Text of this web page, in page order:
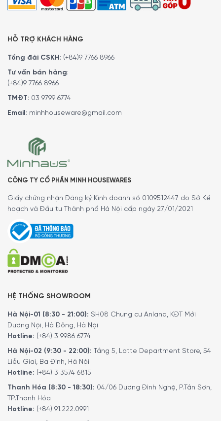
Vệ sinh dễ dàng
Bình carafe sữa của Delonghi Nespresso Gran Lattissima
EN650.W có thể tháo rời và làm sạch thuận tiện, hỗ trợ
rửa bằng máy rửa bát. Thiết kế này giúp giảm thời gian
vệ sinh sau khi pha các đồ uống có sữa, đồng thời hạn
chế cặn sữa còn sót lại trong quá trình sử dụng. Với người
thường xuyên uống cappuccino hoặc latte, khả năng vệ
sinh nhanh là yếu tố rất thực tế.
HỖ TRỢ KHÁCH HÀNG
Tổng đài CSKH : (+84)9 7766 8966
Tư vấn bán hàng:
(+84)9 7766 8966
TMĐT: 03 9799 6774
Email : minhhouseware@gmail.com
CÔNG TY CỔ PHẦN MINH HOUSEWARES
Giấy chứng nhận Đăng ký Kinh doanh số 0109512447 do Sở Kế
hoạch và Đầu tư Thành phố Hà Nội cấp ngày 27/01/2021
HỆ THỐNG SHOWROOM
Hà Nội-01 (8:30 - 21:00): SH08 Chung cư Anland, KĐT Mới
Dương Nội, Hà Đông, Hà Nội
Hotline: (+84) 3 9986 6774
Hà Nội-02 (9:30 - 22:00): Tầng 5, Lotte Department Store, 54
Liễu Giai, Ba Đình, Hà Nội
Hotline: (+84) 3 3574 6815
Thanh Hóa (8:30 - 18:30): 04/06 Dương Đình Nghệ, P.Tân Sơn,
TP.Thanh Hóa
Hotline: (+84) 91.222.0991